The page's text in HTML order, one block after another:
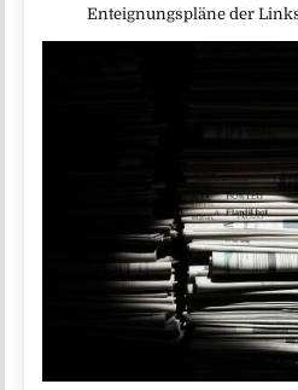
Enteignungspläne der